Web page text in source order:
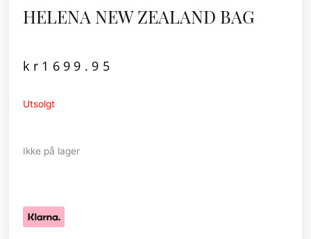
HELENA NEW ZEALAND BAG
kr 1699.95
Utsolgt
Ikke på lager